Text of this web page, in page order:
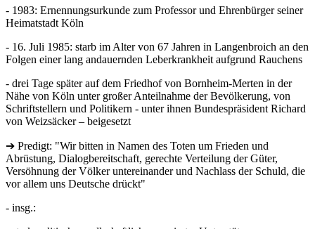
- 1983: Ernennungsurkunde zum Professor und Ehrenbürger seiner
Heimatstadt Köln
- 16. Juli 1985: starb im Alter von 67 Jahren in Langenbroich an den
Folgen einer lang andauernden Leberkrankheit aufgrund Rauchens
- drei Tage später auf dem Friedhof von Bornheim-Merten in der
Nähe von Köln unter großer Anteilnahme der Bevölkerung, von
Schriftstellern und Politikern - unter ihnen Bundespräsident Richard
von Weizsäcker – beigesetzt
➔ Predigt: "Wir bitten in Namen des Toten um Frieden und
Abrüstung, Dialogbereitschaft, gerechte Verteilung der Güter,
Versöhnung der Völker untereinander und Nachlass der Schuld, die
vor allem uns Deutsche drückt"
- insg.: